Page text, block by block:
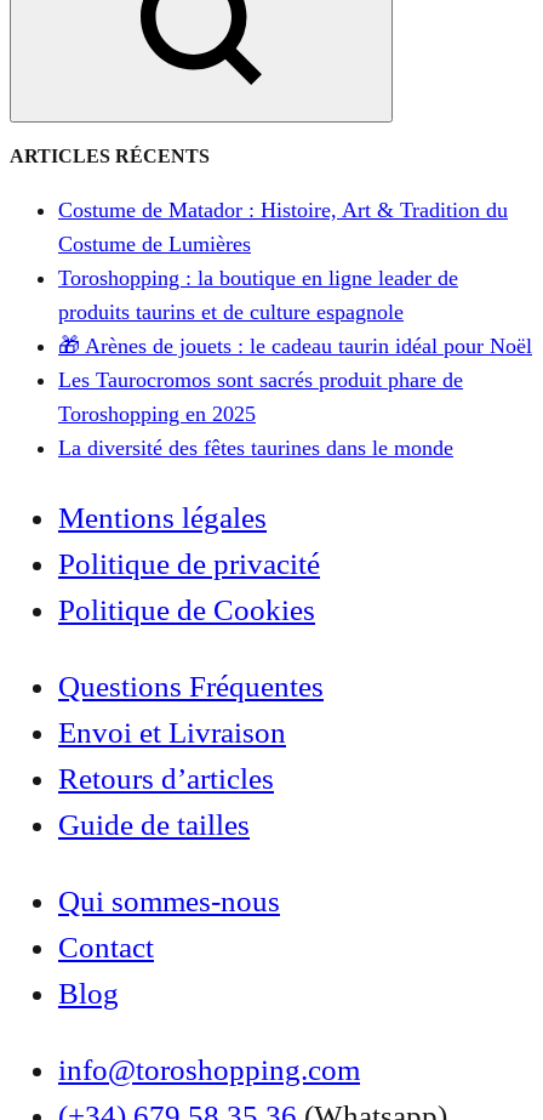
ses
costumes
torero
de
Heart
Chercher
ARTICLES RÉCENTS
Costume de Matador : Histoire, Art & Tradition du
Costume de Lumières
Toroshopping : la boutique en ligne leader de
produits taurins et de culture espagnole
🎁 Arènes de jouets : le cadeau taurin idéal pour Noël
Les Taurocromos sont sacrés produit phare de
Toroshopping en 2025
La diversité des fêtes taurines dans le monde
Mentions légales
Politique de privacité
Politique de Cookies
Questions Fréquentes
Envoi et Livraison
Retours d’articles
Guide de tailles
Qui sommes-nous
Contact
Blog
info@toroshopping.com